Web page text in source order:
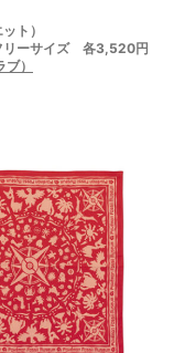
ト）
ーサイズ 各3,520円
）